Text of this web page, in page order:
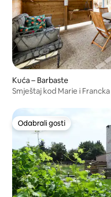
Kuća – Barbaste
Smještaj kod Marie i Francka
Odabrali gosti
Odabrali gosti